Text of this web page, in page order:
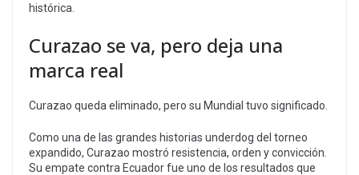
histórica.
Curazao se va, pero deja una
marca real
Curazao queda eliminado, pero su Mundial tuvo significado.
Como una de las grandes historias underdog del torneo
expandido, Curazao mostró resistencia, orden y convicción.
Su empate contra Ecuador fue uno de los resultados que